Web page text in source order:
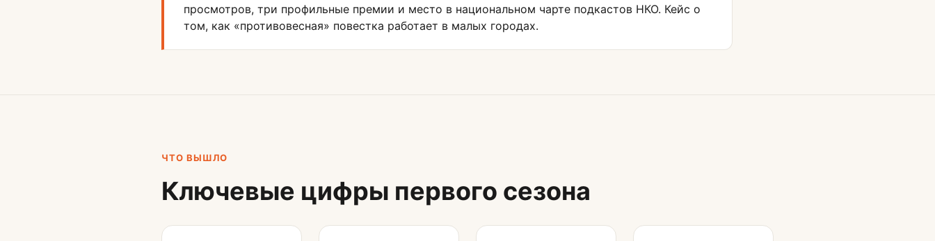
просмотров, три профильные премии и место в национальном чарте подкастов НКО. Кейс о
том, как «противовесная» повестка работает в малых городах.
ЧТО ВЫШЛО
Ключевые цифры первого сезона